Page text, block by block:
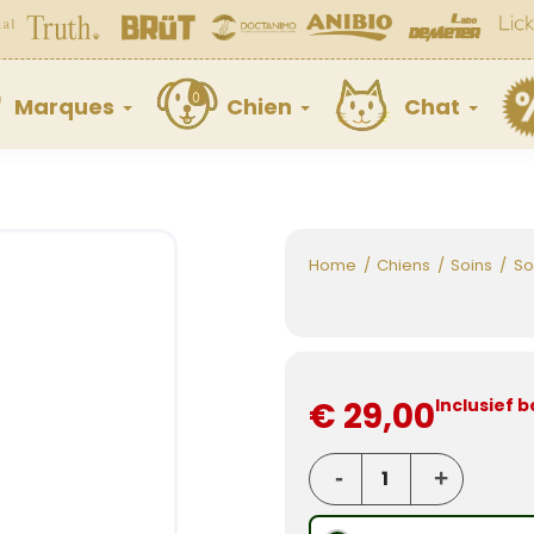
Marques Chien Chat
Home Chiens Soins
€ 29,00Inclusief